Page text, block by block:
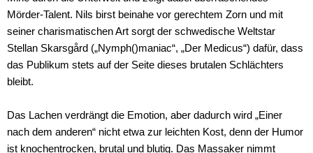
Mörder-Talent. Nils birst beinahe vor gerechtem Zorn und mit
seiner charismatischen Art sorgt der schwedische Weltstar
Stellan Skarsgård („Nymph()maniac“, „Der Medicus“) dafür, dass
das Publikum stets auf der Seite dieses brutalen Schlächters
bleibt.
Das Lachen verdrängt die Emotion, aber dadurch wird „Einer
nach dem anderen“ nicht etwa zur leichten Kost, denn der Humor
ist knochentrocken, brutal und blutig. Das Massaker nimmt